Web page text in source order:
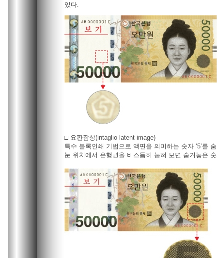
있다.
□ 요판잠상(intaglio latent image)
특수 볼록인쇄 기법으로 액면을 의미하는 숫자 ‘5’를
눈 위치에서 은행권을 비스듬히 눕혀 보면 숨겨놓은